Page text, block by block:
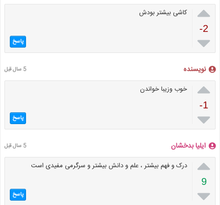

-2

کاشی بیشتر بودش
پاسخ
نویسنده 5 سال قبل

-1

خوب وزیبا خواندن
پاسخ
ایلیا بدخشان 5 سال قبل

9

درک و فهم بیشتر ، علم و دانش بیشتر و سرگرمی مفیدی است
پاسخ